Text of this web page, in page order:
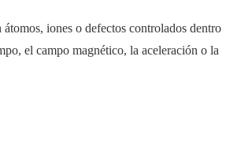
iones o defectos controlados dentro
el campo magnético, la aceleración o la